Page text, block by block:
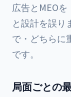
広告とMEO
と設計を誤り
で・どちらに
です。
局面ごとの